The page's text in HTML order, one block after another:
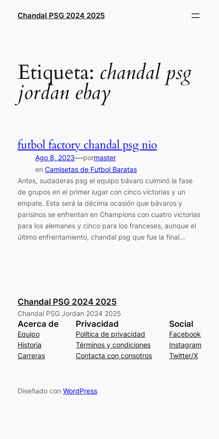
Chandal PSG 2024 2025
Etiqueta: chandal psg
jordan ebay
futbol factory chandal psg nio
Ago 8, 2023—pormaster
en Camisetas de Futbol Baratas
Antes, sudaderas psg el equipo bávaro culminó la fase
de grupos en el primer lugar con cinco victorias y un
empate. Esta será la décima ocasión que bávaros y
parisinos se enfrentan en Champions con cuatro victorias
para los alemanes y cinco para los franceses, aunque el
último enfrentamiento, chandal psg que fue la final…
Chandal PSG 2024 2025
Chandal PSG Jordan 2024 2025
Acerca de
Equipo
Historia
Carreras
Privacidad
Política de privacidad
Términos y condiciones
Contacta con consotros
Social
Facebook
Instagram
Twitter/X
Diseñado con WordPress